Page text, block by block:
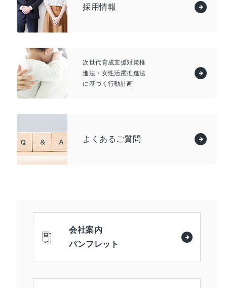
採用情報
次世代育成支援対策推
進法・女性活躍推進法
に基づく行動計画
よくあるご質問
会社案内
パンフレット